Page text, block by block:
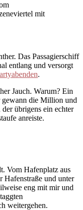
mit
Das Passagierschiff
entlang und versorgt
.
Jauch. Warum? Ein
die Million und
übrigens ein echter
anreiste.
Vom Hafenplatz aus
Hafenstraße und unter
eng mit mir und
weitergehen.